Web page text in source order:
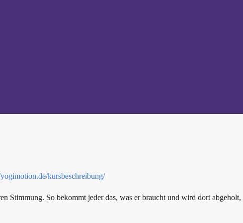
kursbeschreibung/
Stimmung. So bekommt jeder das, was er braucht und wird dort abgeholt,